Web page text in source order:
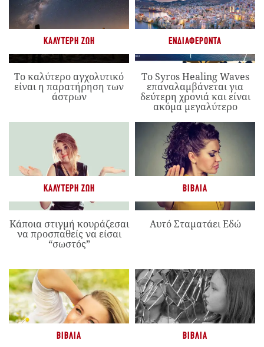
ΚΑΛΎΤΕΡΗ ΖΩΉ
Το καλύτερο αγχολυτικό
είναι η παρατήρηση των
άστρων
ΕΝΔΙΑΦΈΡΟΝΤΑ
Το Syros Healing Waves
επαναλαμβάνεται για
δεύτερη χρονιά και είναι
ακόμα μεγαλύτερο
ΚΑΛΎΤΕΡΗ ΖΩΉ
Κάποια στιγμή κουράζεσαι
να προσπαθείς να είσαι
“σωστός”
ΒΙΒΛΊΑ
Αυτό Σταματάει Εδώ
ΒΙΒΛΊΑ ΒΙΒΛΊΑ